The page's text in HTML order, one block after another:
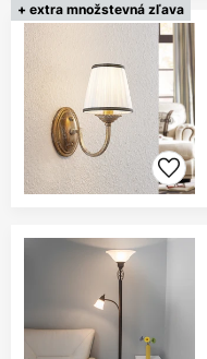
+ extra množstevná zľava